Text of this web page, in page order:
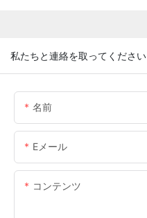
私たちと連絡を取ってください
名前
Eメール
コンテンツ